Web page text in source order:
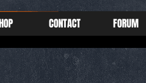
CONTACT FORUM